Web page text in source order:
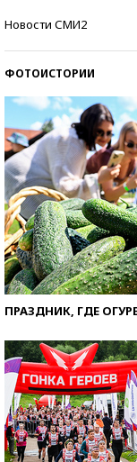
Новости СМИ2
ФОТОИСТОРИИ
ПРАЗДНИК, ГДЕ